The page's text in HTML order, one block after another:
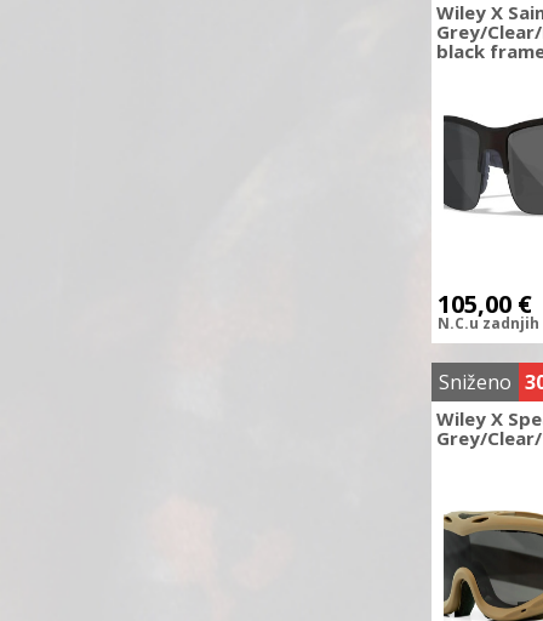
Wiley X
Grey/
black
105,00 €
N.C.u zadnjih
Sniženo
Wiley X
Grey/